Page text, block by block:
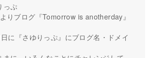
っぷ
りブログ『Tomorrow is anotherday』
に『さゆりっぷ』にブログ名・ドメイ